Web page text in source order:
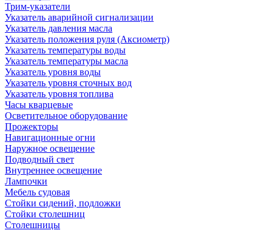
Трим-указатели
Указатель аварийной сигнализации
Указатель давления масла
Указатель положения руля (Аксиометр)
Указатель температуры воды
Указатель температуры масла
Указатель уровня воды
Указатель уровня сточных вод
Указатель уровня топлива
Часы кварцевые
Осветительное оборудование
Прожекторы
Навигационные огни
Наружное освещение
Подводный свет
Внутреннее освещение
Лампочки
Мебель судовая
Стойки сидений, подложки
Стойки столешниц
Столешницы